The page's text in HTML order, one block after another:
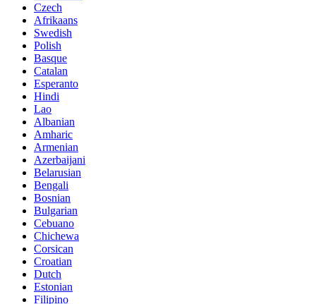
Czech
Afrikaans
Swedish
Polish
Basque
Catalan
Esperanto
Hindi
Lao
Albanian
Amharic
Armenian
Azerbaijani
Belarusian
Bengali
Bosnian
Bulgarian
Cebuano
Chichewa
Corsican
Croatian
Dutch
Estonian
Filipino